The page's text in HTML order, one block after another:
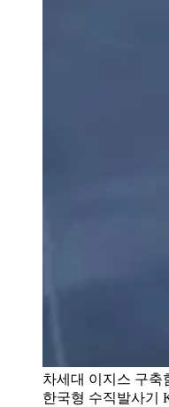
차세대 이지스 구축
한국형 수직발사기